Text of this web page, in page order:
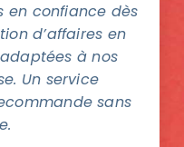
en confiance dès
d’affaires en
à nos
Un service
sans